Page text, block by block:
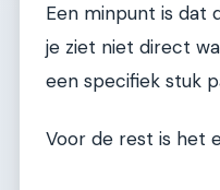
Een minpunt is dat
je ziet niet direct
een specifiek stuk
Voor de rest is het